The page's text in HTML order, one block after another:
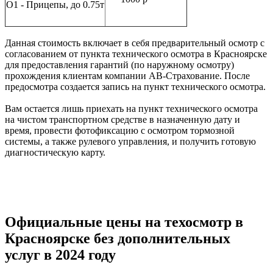
O1 - Прицепы, до 0.75т
Данная стоимость включает в себя предварительный осмотр с
согласованием от пункта технического осмотра в Красноярске
для предоставления гарантий (по наружному осмотру)
прохождения клиентам компании АВ-Страхование. После
предосмотра создается запись на пункт технического осмотра.
Вам остается лишь приехать на пункт технического осмотра
на чистом транспортном средстве в назначенную дату и
время, провести фотофиксацию с осмотром тормозной
системы, а также рулевого управления, и получить готовую
диагностическую карту.
Официальные цены на техосмотр в
Красноярске без дополнительных
услуг в 2024 году